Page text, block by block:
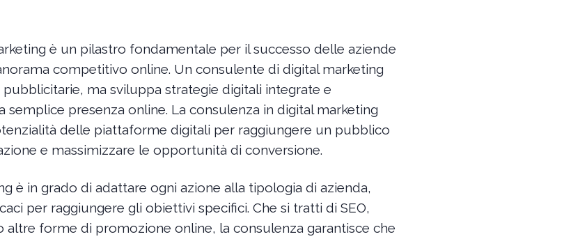
è un pilastro fondamentale per il successo delle aziende
competitivo online. Un consulente di digital marketing
ma sviluppa strategie digitali integrate e
semplice presenza online. La consulenza in digital marketing
delle piattaforme digitali per raggiungere un pubblico
e massimizzare le opportunità di conversione.
è in grado di adattare ogni azione alla tipologia di azienda,
per raggiungere gli obiettivi specifici. Che si tratti di SEO,
altre forme di promozione online, la consulenza garantisce che